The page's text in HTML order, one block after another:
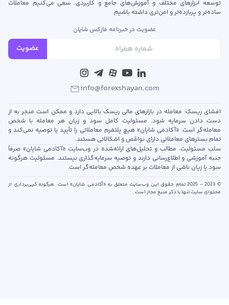
توسعه‌ ابزارهای مختلف و آموزش‌های جامع و کاربردی، سعی می‌کنیم معاملات
ساده‌تر و پربازده‌تر و امن‌تری داشته باشیم.
عضویت در خبرنامه فارکس شایان
عضویت
info@forexshayan.com
افشای ریسک: معامله در بازارهای مالی ریسک بالایی دارد و ممکن است منجر به از
دست دادن سرمایه شود. مسئولیت کامل سود و زیان هر معامله با شخص
معامله‌گر است. «آکادمی شایان» هیچ پلتفرم معاملاتی را تأیید یا توصیه نمی‌کند و
تمام بسترهای معاملاتی دارای نواقص و اشکالاتی هستند.
سلب مسئولیت: مطالب و تحلیل‌های ارائه‌شده در وب‌سایت «آکادمی شایان» صرفاً
جنبه آموزشی و اطلاع‌رسانی دارند و توصیه سرمایه‌گذاری نیستند. مسئولیت هرگونه
سود یا زیان ناشی از معاملات بر عهده شخص معامله‌گر است.
© 2023 - 2025 تمام حقوق این وب‌سایت متعلق به «آکادمی شایان» است. هرگونه کپی‌برداری از
محتوای سایت تنها با ذکر منبع مجاز است.